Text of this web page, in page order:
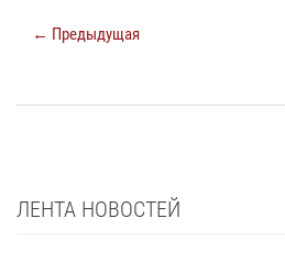
← Предыдущая
ЛЕНТА НОВОСТЕЙ